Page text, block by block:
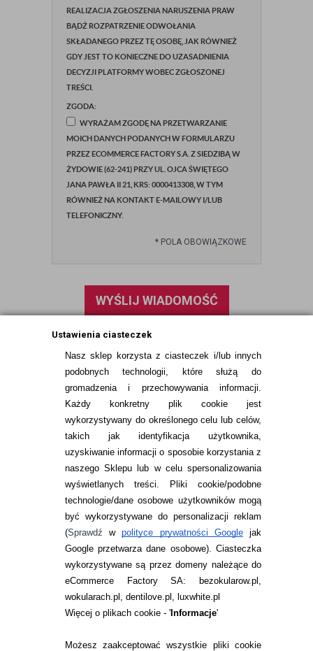
Ustawienia ciasteczek
Nasz sklep korzysta z ciasteczek i/lub innych
podobnych technologii, które służą do
gromadzenia i przechowywania informacji.
Każdy konkretny plik cookie jest
wykorzystywany do określonego celu lub celów,
takich jak identyfikacja użytkownika,
uzyskiwanie informacji o sposobie korzystania z
naszego Sklepu lub w celu spersonalizowania
wyświetlanych treści.
Pliki cookie/podobne
technologie/dane osobowe użytkowników mogą
być wykorzystywane do personalizacji reklam
(Sprawdźwpolityce prywatności Googlejak
Google przetwarza dane osobowe). Ciasteczka
wykorzystywane są przez domeny należące do
eCommerce Factory SA: bezokularow.pl,
wokularach.pl, dentilove.pl, luxwhite.pl
Więcej o plikach cookie - 'Informacje'
Możesz zaakceptować wszystkie pliki cookie
REALIZACJA ZGŁOSZENIA NARUSZENIA PRAW
BĄDŹ ROZPATRZENIE ODWOŁANIA
SKŁADANEGO PRZEZ TĘ OSOBĘ, JAK RÓWNIEŻ
GDY JEST TO KONIECZNE DO UZASADNIENIA
DECYZJI PLATFORMY WOBEC ZGŁOSZONEJ
TREŚCI.
ZGODA:
WYRAŻAM ZGODĘ NA PRZETWARZANIE
MOICH DANYCH PODANYCH W FORMULARZU
PRZEZ ECOMMERCE FACTORY S.A. Z SIEDZIBĄ W
ŻYDOWIE (62-241) PRZY UL. OJCA ŚWIĘTEGO
JANA PAWŁA II 21, KRS: 0000413308, W TYM
RÓWNIEŻ NA KONTAKT E-MAILOWY I/LUB
TELEFONICZNY.
* POLA OBOWIĄZKOWE
WYŚLIJ WIADOMOŚĆ
INFORMACJE KONTAKTOWE
JAK ZAMAWIAĆ?
ZWROTY I REKLAMACJA
WARUNKI ZAKUPÓW
RANKINGI SOCZEWEK
SOCZEWKI KOLOROWE